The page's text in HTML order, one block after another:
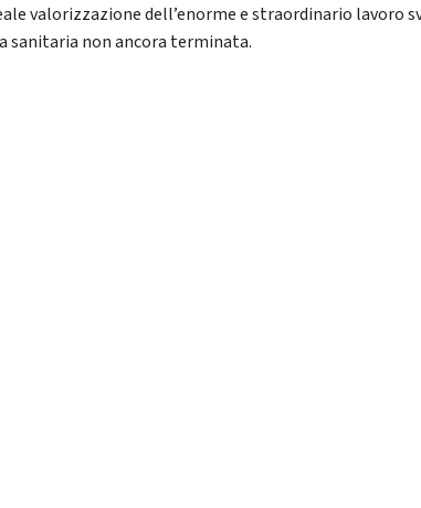
valorizzazione dell’enorme e straordinario lavoro
sanitaria non ancora terminata.